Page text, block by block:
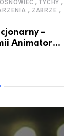
TYCHY
, ZABRZE ,
–
Animatora